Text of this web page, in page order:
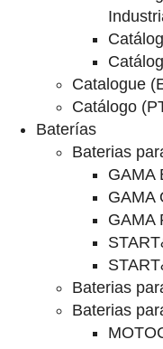
Catalogue
Catálogo
Baterías
Baterias
GAMA
GAMA
GAMA
Baterias
Baterias